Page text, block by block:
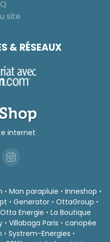
site
& RÉSEAUX
internet
• Mon parapluie • Inneshop •
• Generator• OttaGroup •
Otta Energie • La Boutique
• Villabaga Paris • canopée
• Systrem-Energies •